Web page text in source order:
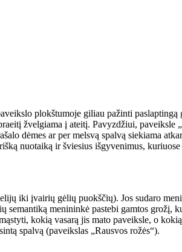
plokštumoje giliau pažinti
žvelgiama į ateitį. Pavyzdžiui, paveiksle
dėmes ar per melsvą spalvą siekiama
nuotaiką ir šviesius išgyvenimus,
iki įvairių gėlių puokščių). Jos sudaro
semantiką menininkė pastebi gamtos
kokią vasarą jis mato paveiksle, o
spalvą (paveikslas „Rausvos rožės“).